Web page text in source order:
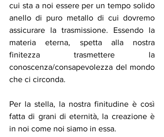
cui sta a noi essere per un tempo solido
anello di puro metallo di cui dovremo
assicurare la trasmissione. Essendo la
materia eterna, spetta alla nostra
finitezza trasmettere la
conoscenza/consapevolezza del mondo
che ci circonda.
Per la stella, la nostra finitudine è così
fatta di grani di eternità, la creazione è
in noi come noi siamo in essa.